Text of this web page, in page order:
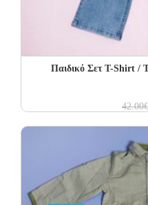
Παιδικό Σετ Τ-Shirt /
42.00€